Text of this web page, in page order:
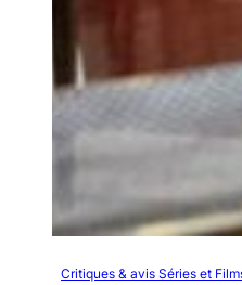
Critiques & avis Séries et